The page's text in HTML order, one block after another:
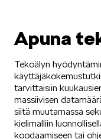
Apuna
Tekoälyn
tarvittaisiin
massiivisen
siitä muutamassa
kielimalliin
koodaamiseen tai